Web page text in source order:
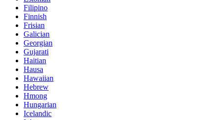
Filipino
Finnish
Frisian
Galician
Georgian
Gujarati
Haitian
Hausa
Hawaiian
Hebrew
Hmong
Hungarian
Icelandic